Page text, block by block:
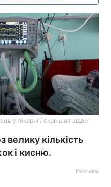
у лікарні / скріншот відео
велику кількість
і кисню.
Реклама